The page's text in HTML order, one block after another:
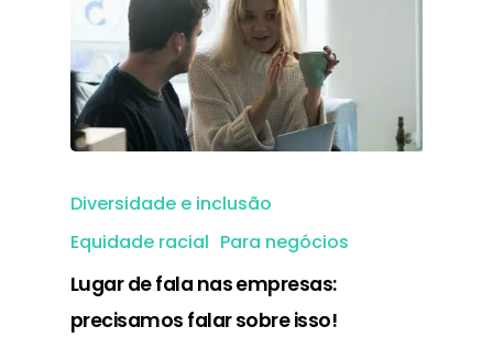
Diversidade e inclusão
Equidade racial Para negócios
Lugar de fala nas empresas:
precisamos falar sobre isso!